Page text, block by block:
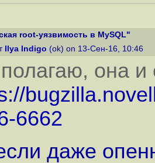
root-уязвимость в MySQL"
Ilya Indigo (ok) on 13-Сен-16, 10:46
она и
6662
даже